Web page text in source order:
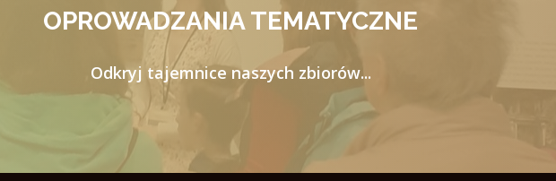
OPROWADZANIA TEMATYCZNE
Odkryj tajemnice naszych zbiorów...